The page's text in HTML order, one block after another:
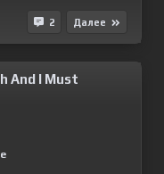
2 Далее
And I Must